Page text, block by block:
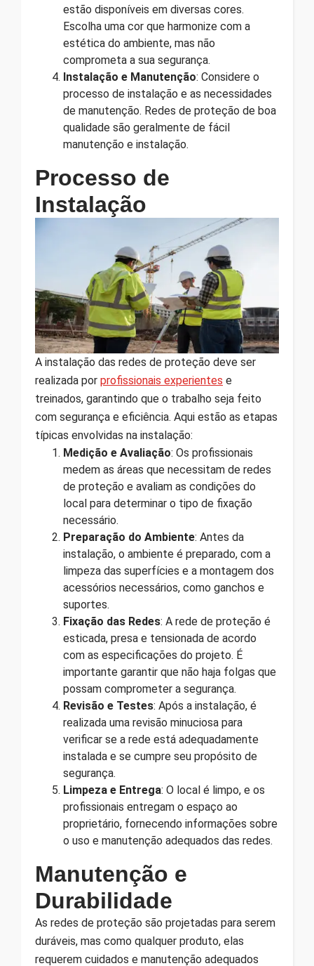
estão disponíveis em diversas cores.
Escolha uma cor que harmonize com a
estética do ambiente, mas não
comprometa a sua segurança.
Instalação e Manutenção: Considere o
processo de instalação e as necessidades
de manutenção. Redes de proteção de boa
qualidade são geralmente de fácil
manutenção e instalação.
Processo de
Instalação
A instalação das redes de proteção deve ser
realizada por profissionais experientes e
treinados, garantindo que o trabalho seja feito
com segurança e eficiência. Aqui estão as etapas
típicas envolvidas na instalação:
Medição e Avaliação: Os profissionais
medem as áreas que necessitam de redes
de proteção e avaliam as condições do
local para determinar o tipo de fixação
necessário.
Preparação do Ambiente: Antes da
instalação, o ambiente é preparado, com a
limpeza das superfícies e a montagem dos
acessórios necessários, como ganchos e
suportes.
Fixação das Redes: A rede de proteção é
esticada, presa e tensionada de acordo
com as especificações do projeto. É
importante garantir que não haja folgas que
possam comprometer a segurança.
Revisão e Testes: Após a instalação, é
realizada uma revisão minuciosa para
verificar se a rede está adequadamente
instalada e se cumpre seu propósito de
segurança.
Limpeza e Entrega: O local é limpo, e os
profissionais entregam o espaço ao
proprietário, fornecendo informações sobre
o uso e manutenção adequados das redes.
Manutenção e
Durabilidade
As redes de proteção são projetadas para serem
duráveis, mas como qualquer produto, elas
requerem cuidados e manutenção adequados